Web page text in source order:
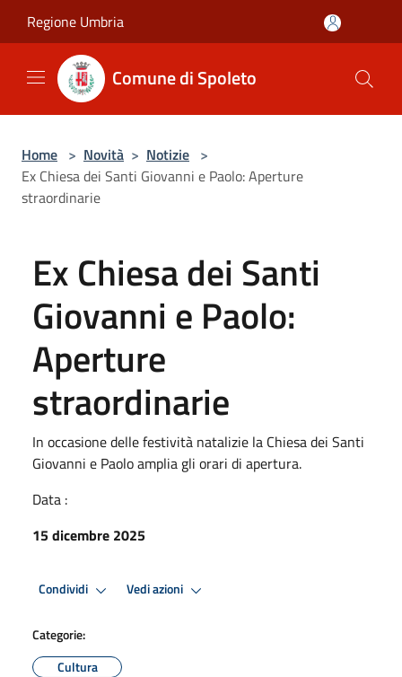
Regione Umbria
Comune di Spoleto
Home > Novità > Notizie >
Ex Chiesa dei Santi Giovanni e Paolo: Aperture
straordinarie
Ex Chiesa dei Santi
Giovanni e Paolo:
Aperture
straordinarie
In occasione delle festività natalizie la Chiesa dei Santi
Giovanni e Paolo amplia gli orari di apertura.
Data :
15 dicembre 2025
Condividi Vedi azioni
Categorie:
Cultura